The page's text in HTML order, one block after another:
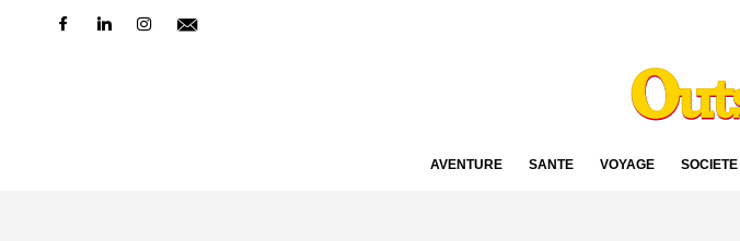
AVENTURE SANTÉ VOYAGE SOCIÉTÉ